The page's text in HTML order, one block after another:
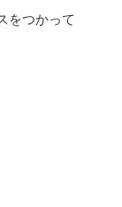
をつかって